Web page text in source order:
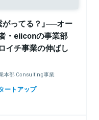
がってる？」──オー
・eiiconの事業部
イチ事業の伸ばし
本部 Consulting事業
ートアップ